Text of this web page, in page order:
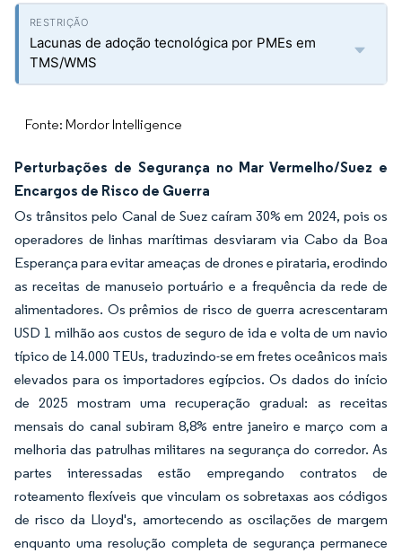
Lacunas de adoção tecnológica por PMEs em
TMS/WMS
Fonte: Mordor Intelligence
Perturbações de Segurança no Mar Vermelho/Suez e
Encargos de Risco de Guerra
Os trânsitos pelo Canal de Suez caíram 30% em 2024, pois os
operadores de linhas marítimas desviaram via Cabo da Boa
Esperança para evitar ameaças de drones e pirataria, erodindo
as receitas de manuseio portuário e a frequência da rede de
alimentadores. Os prêmios de risco de guerra acrescentaram
USD 1 milhão aos custos de seguro de ida e volta de um navio
típico de 14.000 TEUs, traduzindo-se em fretes oceânicos mais
elevados para os importadores egípcios. Os dados do início
de 2025 mostram uma recuperação gradual: as receitas
mensais do canal subiram 8,8% entre janeiro e março com a
melhoria das patrulhas militares na segurança do corredor. As
partes interessadas estão empregando contratos de
roteamento flexíveis que vinculam os sobretaxas aos códigos
de risco da Lloyd's, amortecendo as oscilações de margem
enquanto uma resolução completa de segurança permanece